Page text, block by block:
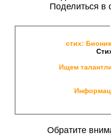
Поделиться в
стих:
Ищем
Обратите